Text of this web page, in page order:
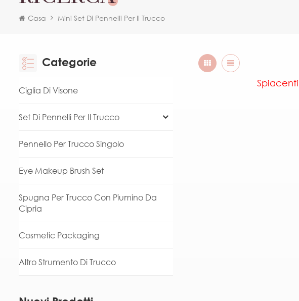
Casa Mini Set Di Pennelli Per Il Trucco
Categorie
Ciglia Di Visone
Set Di Pennelli Per Il Trucco
Pennello Per Trucco Singolo
Eye Makeup Brush Set
Spugna Per Trucco Con Piumino Da
Cipria
Cosmetic Packaging
Altro Strumento Di Trucco